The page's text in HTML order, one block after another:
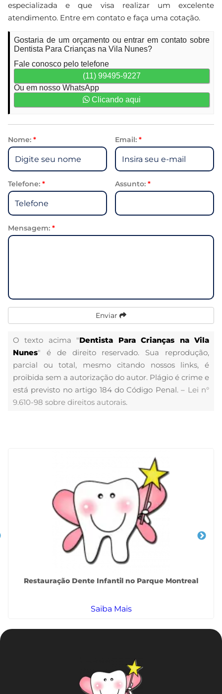
especializada e que visa realizar um excelente
atendimento. Entre em contato e faça uma cotação.
Gostaria de um orçamento ou entrar em contato sobre
Dentista Para Crianças na Vila Nunes?
Fale conosco pelo telefone
(11) 99495-9227
Ou em nosso WhatsApp
Clicando aqui
Nome: * Email: *
Telefone: * Assunto: *
Mensagem: *
Enviar
O texto acima "Dentista Para Crianças na Vila
Nunes" é de direito reservado. Sua reprodução,
parcial ou total, mesmo citando nossos links, é
proibida sem a autorização do autor. Plágio é crime e
está previsto no artigo 184 do Código Penal. – Lei n°
9.610-98 sobre direitos autorais.
Restauração Dente Infantil no Parque Montreal
Saiba Mais